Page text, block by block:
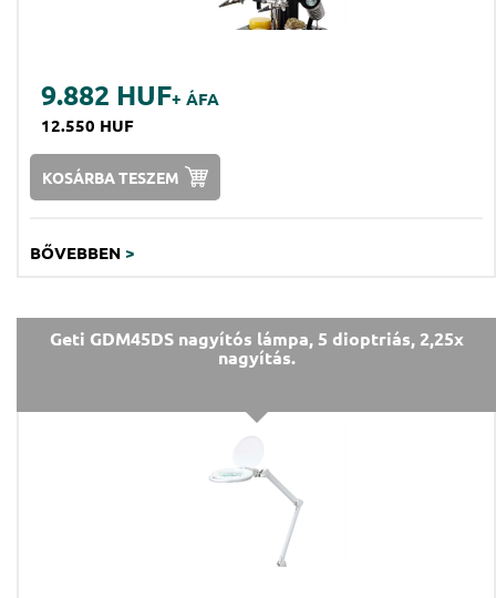
9.882 HUF+ ÁFA
12.550 HUF
KOSÁRBA TESZEM
BŐVEBBEN >
Geti GDM45DS nagyítós lámpa, 5 dioptriás, 2,25x
nagyítás.